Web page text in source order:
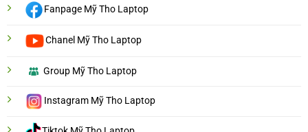
Fanpage Mỹ Tho Laptop
Chanel Mỹ Tho Laptop
Group Mỹ Tho Laptop
Instagram Mỹ Tho Laptop